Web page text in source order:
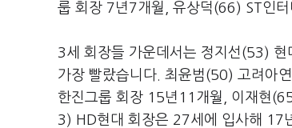
룹 회장 7년7개월 유상덕(66) ST인
3세 회장들 가운데서는 정지선 (53) 현
가장 빨랐습니다 최윤범(50) 고려아
한진그룹 회장 15년 11 개월 이재현
3) HD현대 회장은 27세에 입사해 17